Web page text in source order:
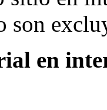
son
en